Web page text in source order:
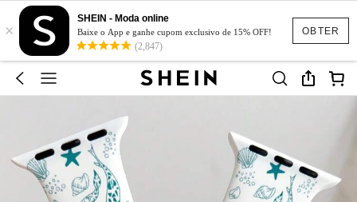
OBTER
×
SHEIN - Moda online
Baixe o App e ganhe cupom exclusivo de 15% OFF!
(2,847)